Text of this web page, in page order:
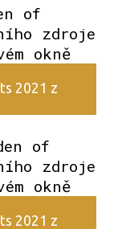
of
zdroje
okně
2021 z
of
zdroje
okně
2021 z